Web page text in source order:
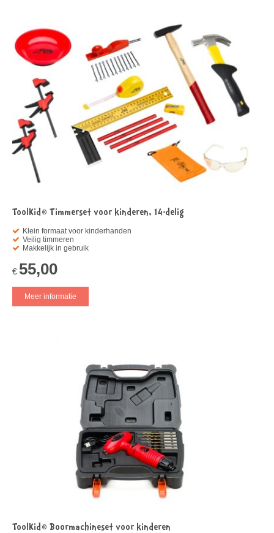
ToolKid® Timmerset voor kinderen, 14-delig
Klein formaat voor kinderhanden
Veilig timmeren
Makkelijk in gebruik
€ 55,00
Meer informatie
ToolKid® Boormachineset voor kinderen